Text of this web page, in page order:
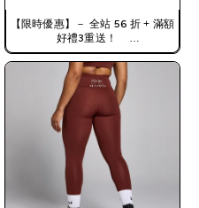
【限時優惠】－ 全站 56 折 + 滿額
好禮3重送！
使用優惠碼，獲得額外折扣：
TW56